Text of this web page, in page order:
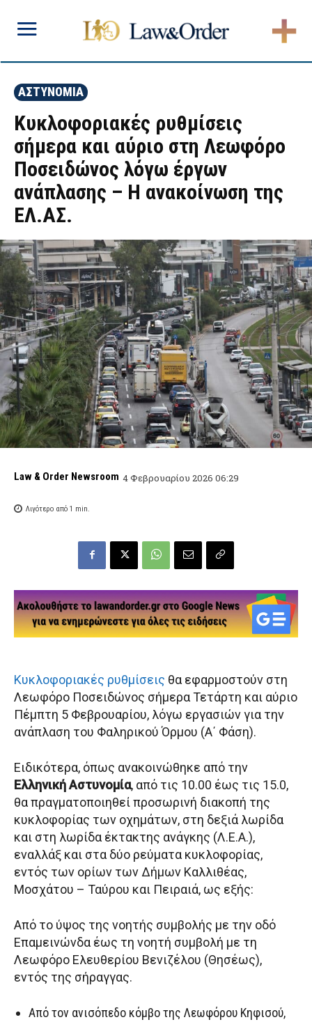
ΑΣΤΥΝΟΜΙΑ
Κυκλοφοριακές ρυθμίσεις
σήμερα και αύριο στη Λεωφόρο
Ποσειδώνος λόγω έργων
ανάπλασης – Η ανακοίνωση της
ΕΛ.ΑΣ.
Law & Order Newsroom 4 Φεβρουαρίου 2026 06:29
Λιγότερο από 1 min.
Κυκλοφοριακές ρυθμίσεις θα εφαρμοστούν στη
Λεωφόρο Ποσειδώνος σήμερα Τετάρτη και αύριο
Πέμπτη 5 Φεβρουαρίου, λόγω εργασιών για την
ανάπλαση του Φαληρικού Όρμου (Α΄ Φάση).
Ειδικότερα, όπως ανακοινώθηκε από την
Ελληνική Αστυνομία, από τις 10.00 έως τις 15.0,
θα πραγματοποιηθεί προσωρινή διακοπή της
κυκλοφορίας των οχημάτων, στη δεξιά λωρίδα
και στη λωρίδα έκτακτης ανάγκης (Λ.Ε.Α.),
εναλλάξ και στα δύο ρεύματα κυκλοφορίας,
εντός των ορίων των Δήμων Καλλιθέας,
Μοσχάτου – Ταύρου και Πειραιά, ως εξής:
Από το ύψος της νοητής συμβολής με την οδό
Επαμεινώνδα έως τη νοητή συμβολή με τη
Λεωφόρο Ελευθερίου Βενιζέλου (Θησέως),
εντός της σήραγγας.
Από τον ανισόπεδο κόμβο της Λεωφόρου Κηφισού,